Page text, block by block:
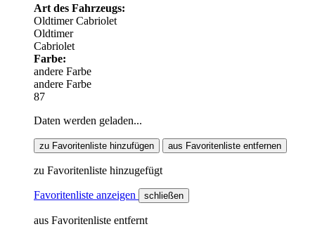
Art des Fahrzeugs:
OldtimerCabriolet
Oldtimer
Cabriolet
Farbe:
andere Farbe
andere Farbe
87
Daten werden geladen...
zu Favoritenliste hinzufügen aus Favoritenliste entfernen
zu Favoritenliste hinzugefügt
Favoritenliste anzeigen schließen
aus Favoritenliste entfernt